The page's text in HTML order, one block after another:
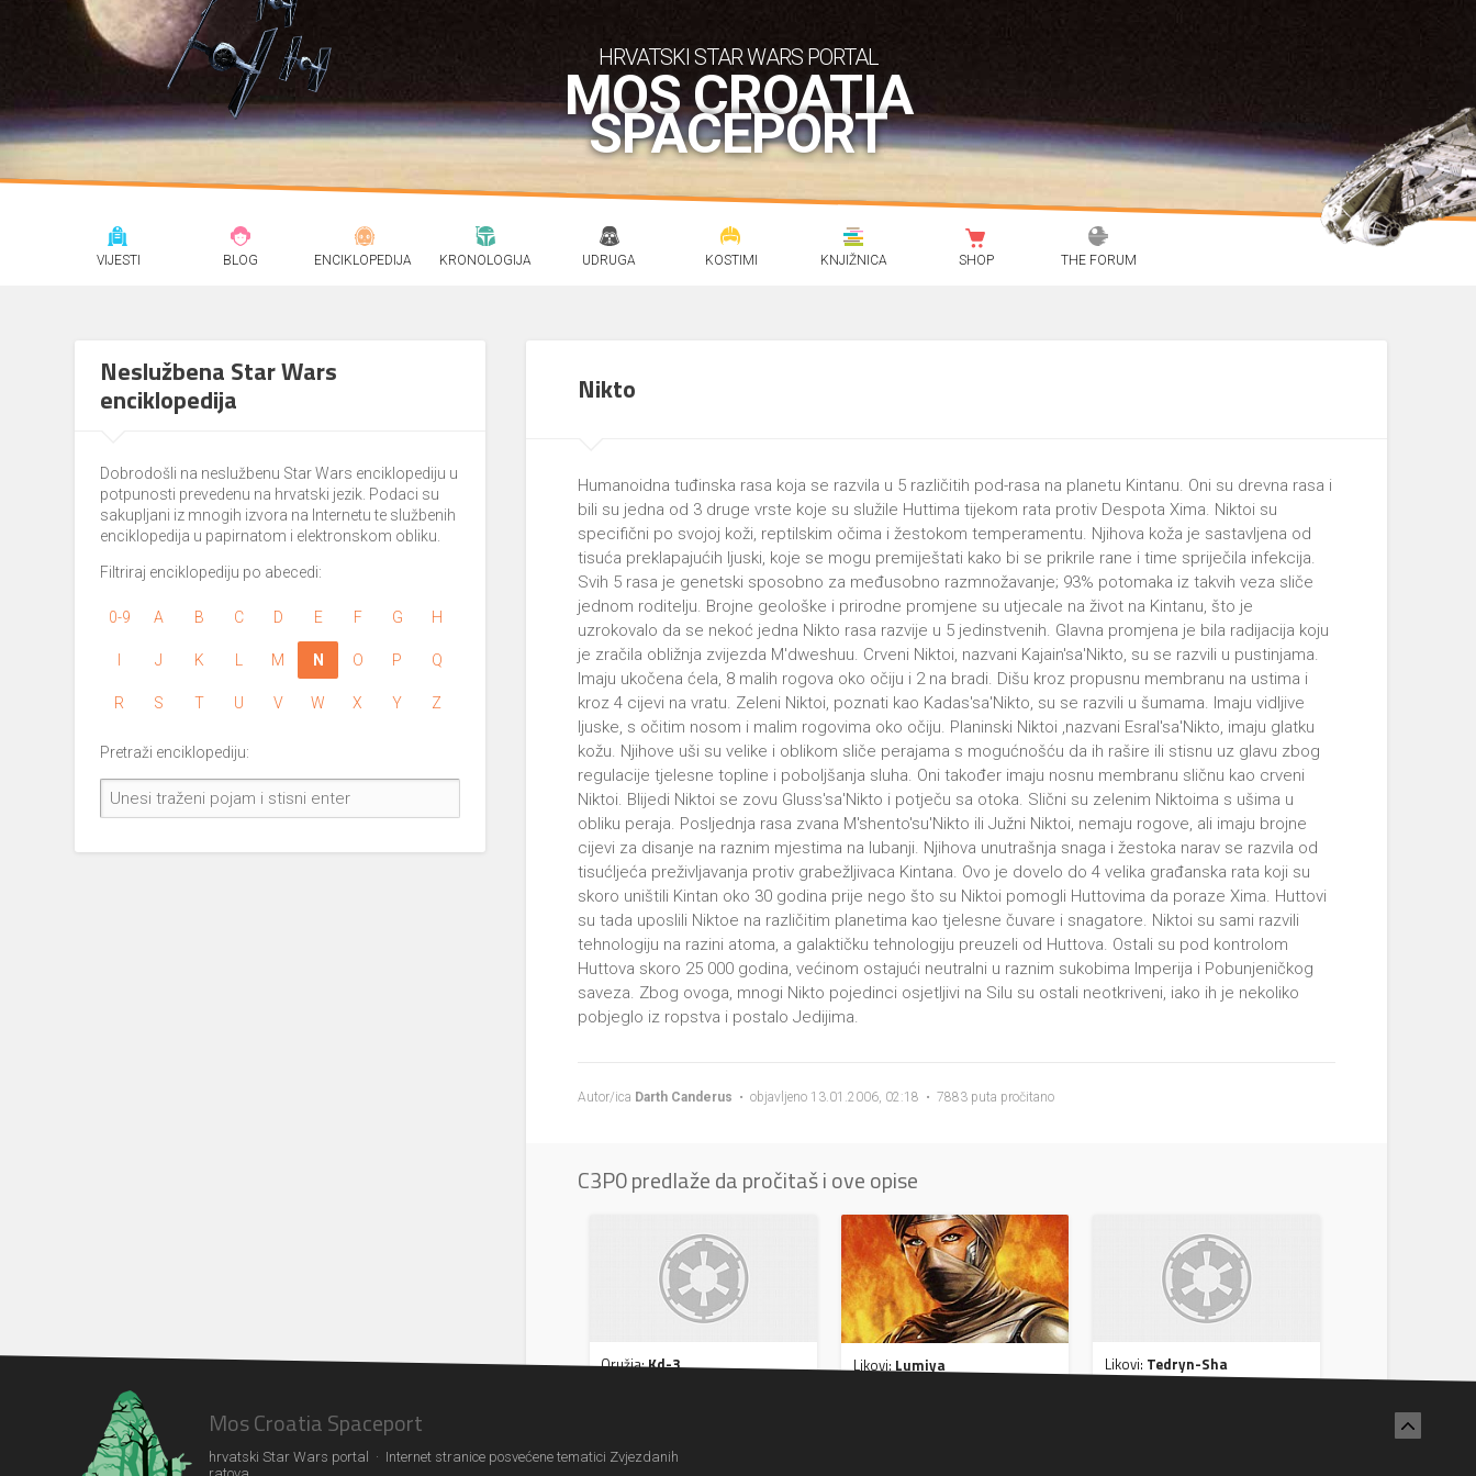
HRVATSKI STAR WARS PORTAL
MOS CROATIA
SPACEPORT
VIJESTI BLOG ENCIKLOPEDIJA KRONOLOGIJA UDRUGA KOSTIMI KNJIŽNICA SHOP THE FORUM
Neslužbena Star Wars
enciklopedija
Dobrodošli na neslužbenu Star Wars enciklopediju u
potpunosti prevedenu na hrvatski jezik. Podaci su
sakupljani iz mnogih izvora na Internetu te službenih
enciklopedija u papirnatom i elektronskom obliku.
Filtriraj enciklopediju po abecedi:
0-9 A B C D E F G H
J K M N O P Q
R S T U V W X Y Z
Pretraži enciklopediju:
Nikto
Humanoidna tuđinska rasa koja se razvila u 5 različitih pod-rasa na planetu Kintanu. Oni su drevna rasa i
bili su jedna od 3 druge vrste koje su služile Huttima tijekom rata protiv Despota Xima. Niktoi su
specifični po svojoj koži, reptilskim očima i žestokom temperamentu. Njihova koža je sastavljena od
tisuća preklapajućih ljuski, koje se mogu premiještati kako bi se prikrile rane i time spriječila infekcija.
Svih 5 rasa je genetski sposobno za međusobno razmnožavanje; 93% potomaka iz takvih veza sliče
jednom roditelju. Brojne geološke i prirodne promjene su utjecale na život na Kintanu, što je
uzrokovalo da se nekoć jedna Nikto rasa razvije u 5 jedinstvenih. Glavna promjena je bila radijacija koju
je zračila obližnja zvijezda M'dweshuu. Crveni Niktoi, nazvani Kajain'sa'Nikto, su se razvili u pustinjama.
Imaju ukočena ćela, 8 malih rogova oko očiju i 2 na bradi. Dišu kroz propusnu membranu na ustima i
kroz 4 cijevi na vratu. Zeleni Niktoi, poznati kao Kadas'sa'Nikto, su se razvili u šumama. Imaju vidljive
ljuske, s očitim nosom i malim rogovima oko očiju. Planinski Niktoi ,nazvani Esral'sa'Nikto, imaju glatku
kožu. Njihove uši su velike i oblikom sliče perajama s mogućnošću da ih rašire ili stisnu uz glavu zbog
regulacije tjelesne topline i poboljšanja sluha. Oni također imaju nosnu membranu sličnu kao crveni
Niktoi. Blijedi Niktoi se zovu Gluss'sa'Nikto i potječu sa otoka. Slični su zelenim Niktoima s ušima u
obliku peraja. Posljednja rasa zvana M'shento'su'Nikto ili Južni Niktoi, nemaju rogove, ali imaju brojne
cijevi za disanje na raznim mjestima na lubanji. Njihova unutrašnja snaga i žestoka narav se razvila od
tisućljeća preživljavanja protiv grabežljivaca Kintana. Ovo je dovelo do 4 velika građanska rata koji su
skoro uništili Kintan oko 30 godina prije nego što su Niktoi pomogli Huttovima da poraze Xima. Huttovi
su tada uposlili Niktoe na različitim planetima kao tjelesne čuvare i snagatore. Niktoi su sami razvili
tehnologiju na razini atoma, a galaktičku tehnologiju preuzeli od Huttova. Ostali su pod kontrolom
Huttova skoro 25 000 godina, većinom ostajući neutralni u raznim sukobima Imperija i Pobunjeničkog
saveza. Zbog ovoga, mnogi Nikto pojedinci osjetljivi na Silu su ostali neotkriveni, iako ih je nekoliko
pobjeglo iz ropstva i postalo Jedijima.
Autor/ica Darth Canderus • objavljeno 13.01.2006, 02:18 • 7883 puta pročitano
C3P0 predlaže da pročitaš i ove opise
Oružja:Kd-3 Likovi:Lumiya Likovi: Tedryn-Sha
Mos Croatia Spaceport
hrvatski Star Wars portal · Internet stranice posvećene tematici Zvjezdanih